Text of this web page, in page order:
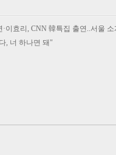
·이효리, CNN 韓특집 출연..서울 소
, 너 하나면 돼"